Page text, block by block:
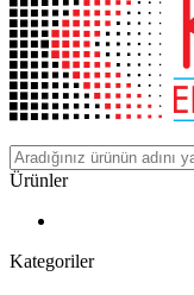
Ürünler
Kategoriler